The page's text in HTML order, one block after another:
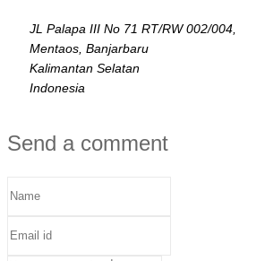
JL Palapa III No 71 RT/RW 002/004,
Mentaos, Banjarbaru
Kalimantan Selatan
Indonesia
Send a comment